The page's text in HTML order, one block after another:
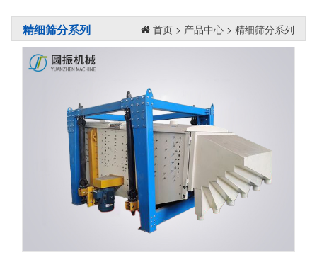
精细筛分系列 首页 > 产品中心 > 精细筛分系列